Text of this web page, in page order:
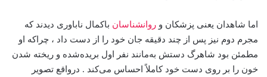
اما شاهدان یعنی پزشکان و روانشناسان باکمال ناباوری دیدند که
مجرم دوم نیز پس از چند دقیقه جان خود را از دست داد ، چراکه او
مطمئن بود شاهرگ دستش به‌مانند نفر اول بریده‌شده و ریخته شدن
خون را بر روی دست خود کاملاً احساس می‌کند . درواقع تصویر